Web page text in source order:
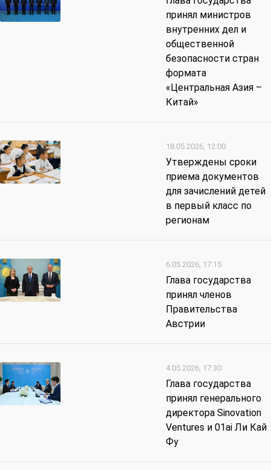
принял министров
внутренних дел и
общественной
безопасности стран
формата
«Центральная Азия –
Китай»
18.05.2026, 12:00
Утверждены сроки
приема документов
для зачислений детей
в первый класс по
регионам
6.05.2026, 17:15
Глава государства
принял членов
Правительства
Австрии
4.05.2026, 17:30
Глава государства
принял генерального
директора Sinovation
Ventures и 01ai Ли Кай
Фу